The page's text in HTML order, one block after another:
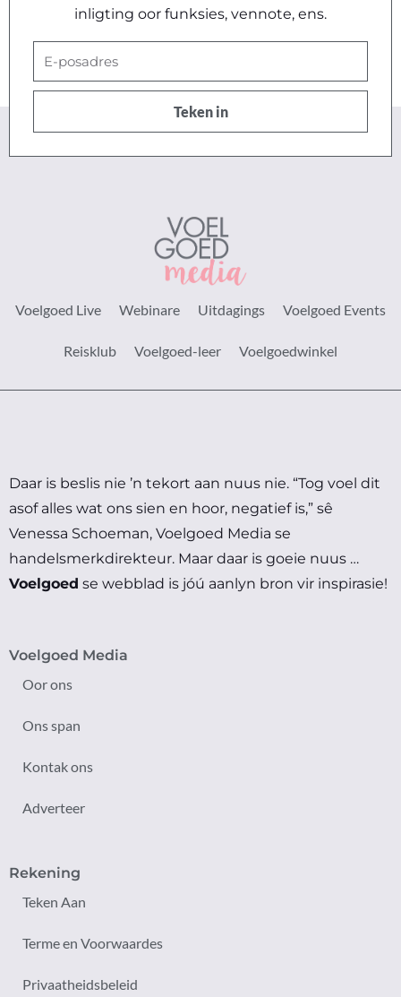
inligting oor funksies, vennote, ens.
posadres
Teken in
Voelgoed Live Webinare Uitdagings Voelgoed Events
Reisklub Voelgoed-leer Voelgoedwinkel
Daar is beslis nie ’n tekort aan nuus nie. “Tog voel dit
asof alles wat ons sien en hoor, negatief is,” sê
Venessa Schoeman, Voelgoed Media se
handelsmerkdirekteur. Maar daar is goeie nuus …
Voelgoed se webblad is jóú aanlyn bron vir inspirasie!
Voelgoed Media
Oor ons
Ons span
Kontak ons
Adverteer
Rekening
Teken Aan
Terme en Voorwaardes
Privaatheidsbeleid